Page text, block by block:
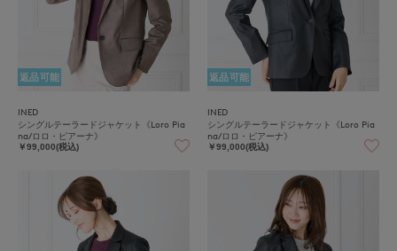
返品可能
INED
シングルテーラードジャケット《Loro Pia
na/ロロ・ピアーナ》
￥99,000(税込)
返品可能
INED
シングルテーラードジャケット《Loro Pia
na/ロロ・ピアーナ》
￥99,000(税込)